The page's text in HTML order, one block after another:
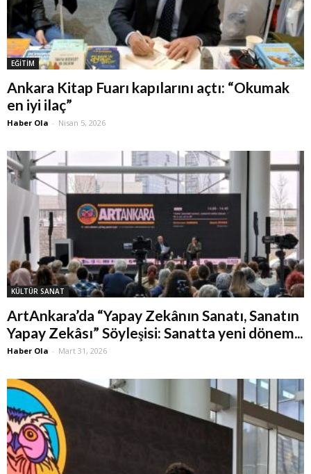
EĞİTİM
Ankara Kitap Fuarı kapılarını açtı: “Okumak
en iyi ilaç”
Haber Ola - Nisan 5, 2026
KÜLTÜR SANAT
ArtAnkara’da “Yapay Zekânın Sanatı, Sanatın
Yapay Zekâsı” Söyleşisi: Sanatta yeni dönem...
Haber Ola - Mart 31, 2026